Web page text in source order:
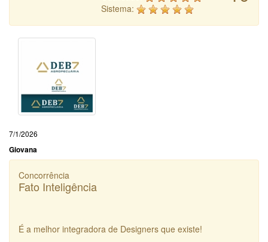
Sistema:
7/1/2026
Giovana
Concorrência
Fato Inteligência
É a melhor integradora de Designers que existe!